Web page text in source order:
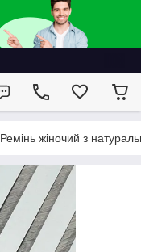
Ремінь жіночий з